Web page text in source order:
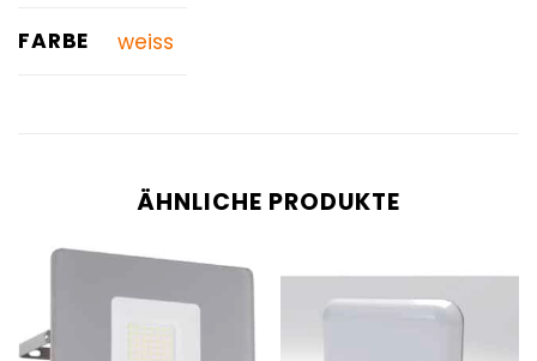
FARBE weiss
ÄHNLICHE PRODUKTE